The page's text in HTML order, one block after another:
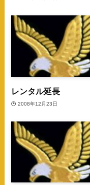
レンタル延長
2008年12月23日